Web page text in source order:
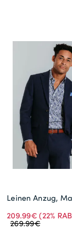
Leinen Anzug,
209.99€(22%
269.99€